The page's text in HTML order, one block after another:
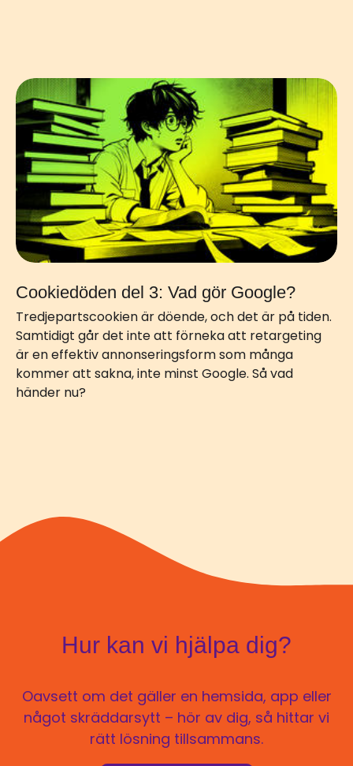
Cookiedöden del 3: Vad gör Google?
Tredjepartscookien är döende, och det är på tiden.
Samtidigt går det inte att förneka att retargeting
är en effektiv annonseringsform som många
kommer att sakna, inte minst Google. Så vad
händer nu?
Hur kan vi hjälpa dig?
Oavsett om det gäller en hemsida, app eller
något skräddarsytt – hör av dig, så hittar vi
rätt lösning tillsammans.